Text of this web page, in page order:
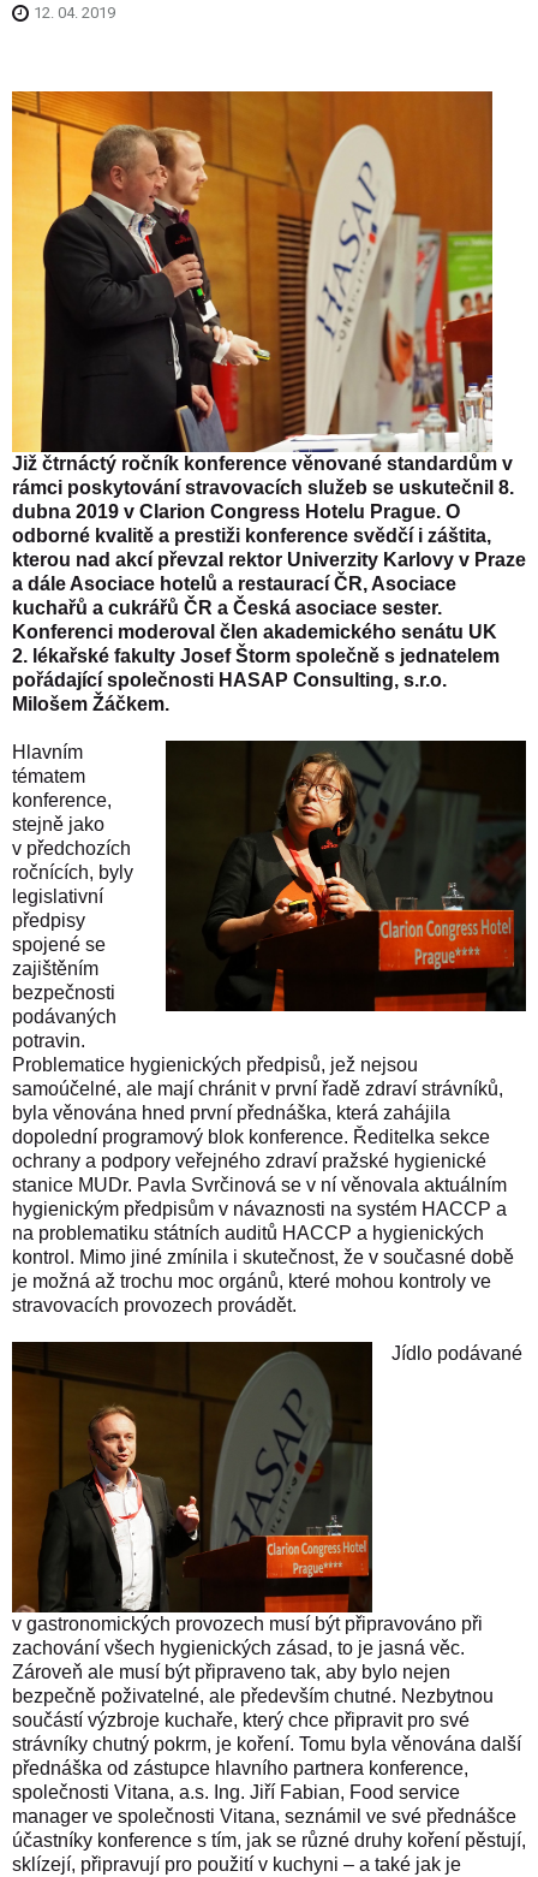
12. 04. 2019
Již čtrnáctý ročník konference věnované standardům v
rámci poskytování stravovacích služeb se uskutečnil 8.
dubna 2019 v Clarion Congress Hotelu Prague. O
odborné kvalitě a prestiži konference svědčí i záštita,
kterou nad akcí převzal rektor Univerzity Karlovy v Praze
a dále Asociace hotelů a restaurací ČR, Asociace
kuchařů a cukrářů ČR a Česká asociace sester.
Konferenci moderoval člen akademického senátu UK
2. lékařské fakulty Josef Štorm společně s jednatelem
pořádající společnosti HASAP Consulting, s.r.o.
Milošem Žáčkem.
Hlavním
tématem
konference,
stejně jako
v předchozích
ročnících, byly
legislativní
předpisy
spojené se
zajištěním
bezpečnosti
podávaných
potravin.
Problematice hygienických předpisů, jež nejsou
samoúčelné, ale mají chránit v první řadě zdraví strávníků,
byla věnována hned první přednáška, která zahájila
dopolední programový blok konference. Ředitelka sekce
ochrany a podpory veřejného zdraví pražské hygienické
stanice MUDr. Pavla Svrčinová se v ní věnovala aktuálním
hygienickým předpisům v návaznosti na systém HACCP a
na problematiku státních auditů HACCP a hygienických
kontrol. Mimo jiné zmínila i skutečnost, že v současné době
je možná až trochu moc orgánů, které mohou kontroly ve
stravovacích provozech provádět.
Jídlo podávané
v gastronomických provozech musí být připravováno při
zachování všech hygienických zásad, to je jasná věc.
Zároveň ale musí být připraveno tak, aby bylo nejen
bezpečně poživatelné, ale především chutné. Nezbytnou
součástí výzbroje kuchaře, který chce připravit pro své
strávníky chutný pokrm, je koření. Tomu byla věnována další
přednáška od zástupce hlavního partnera konference,
společnosti Vitana, a.s. Ing. Jiří Fabian, Food service
manager ve společnosti Vitana, seznámil ve své přednášce
účastníky konference s tím, jak se různé druhy koření pěstují,
sklízejí, připravují pro použití v kuchyni – a také jak je